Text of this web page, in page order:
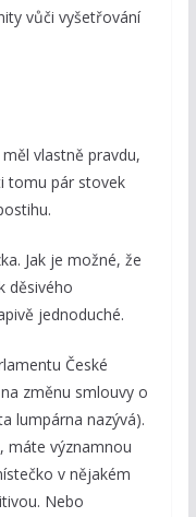
vůči vyšetřování
vlastně pravdu,
tomu pár stovek
Jak je možné, že
děsivého
jednoduché.
České
změnu smlouvy o
lumpárna nazývá).
máte významnou
v nějakém
Nebo